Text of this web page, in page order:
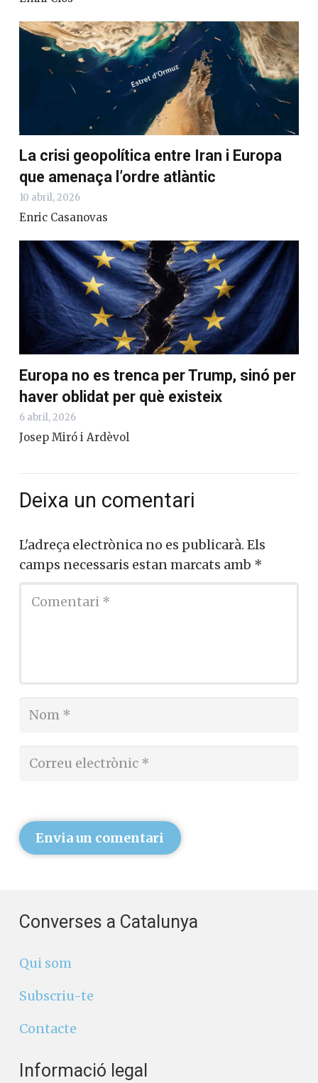
La crisi geopolítica entre Iran i Europa
que amenaça l’ordre atlàntic
10 abril, 2026
Enric Casanovas
Europa no es trenca per Trump, sinó per
haver oblidat per què existeix
6 abril, 2026
Josep Miró i Ardèvol
Deixa un comentari
L'adreça electrònica no es publicarà. Els
camps necessaris estan marcats amb *
Envia un comentari
Converses a Catalunya
Qui som
Subscriu-te
Contacte
Informació legal